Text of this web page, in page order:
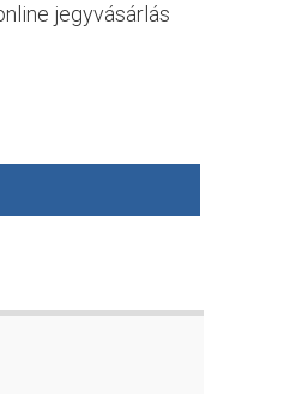
jegyvásárlás